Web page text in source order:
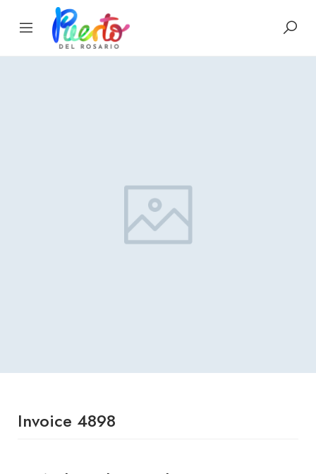
Invoice 4898